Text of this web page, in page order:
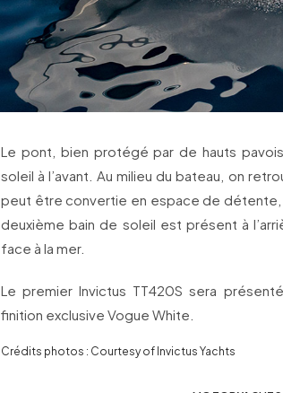
Le pont, bien protégé par de hauts
soleil à l’avant. Au milieu du bateau, on
peut être convertie en espace de détente,
deuxième bain de soleil est présent à
face à la mer.
Le premier Invictus TT420S sera
finition exclusive Vogue White.
Crédits photos : Courtesy of Invictus Yachts